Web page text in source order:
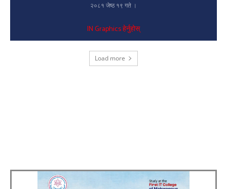
२०८१ जेष्ठ १९ गते ।
IN Graphics हेर्नुहोस्
Load more